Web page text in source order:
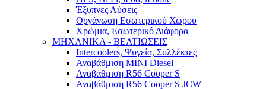
Έξυπνες Λύσεις
Οργάνωση Εσωτερικού Χώρου
Χρώμια, Εσωτερικό Διάφορα
ΜΗΧΑΝΙΚΑ - ΒΕΛΤΙΩΣΕΙΣ
Intercoolers, Ψυγεία, Συλλέκτες
Αναβάθμιση MINI Diesel
Αναβάθμιση R56 Cooper S
Αναβάθμιση R56 Cooper S JCW